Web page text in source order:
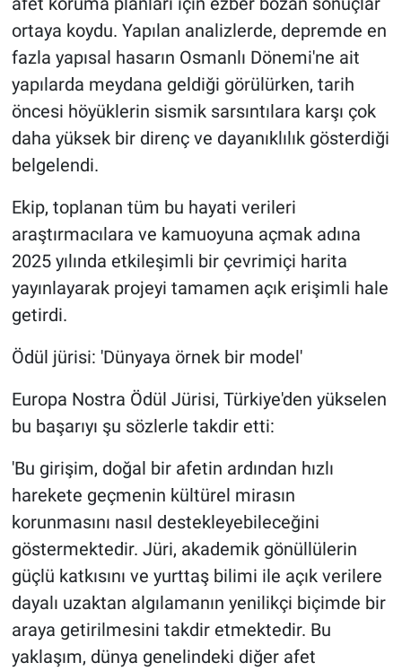
ortaya koydu. Yapılan analizlerde, depremde en
fazla yapısal hasarın Osmanlı Dönemi'ne ait
yapılarda meydana geldiği görülürken, tarih
öncesi höyüklerin sismik sarsıntılara karşı çok
daha yüksek bir direnç ve dayanıklılık gösterdiği
belgelendi.
Ekip, toplanan tüm bu hayati verileri
araştırmacılara ve kamuoyuna açmak adına
2025 yılında etkileşimli bir çevrimiçi harita
yayınlayarak projeyi tamamen açık erişimli hale
getirdi.
Ödül jürisi: 'Dünyaya örnek bir model'
Europa Nostra Ödül Jürisi, Türkiye'den yükselen
bu başarıyı şu sözlerle takdir etti:
'Bu girişim, doğal bir afetin ardından hızlı
harekete geçmenin kültürel mirasın
korunmasını nasıl destekleyebileceğini
göstermektedir. Jüri, akademik gönüllülerin
güçlü katkısını ve yurttaş bilimi ile açık verilere
dayalı uzaktan algılamanın yenilikçi biçimde bir
araya getirilmesini takdir etmektedir. Bu
yaklaşım, dünya genelindeki diğer afet